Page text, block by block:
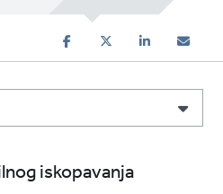
iskopavanja